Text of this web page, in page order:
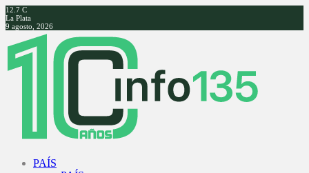
12.7 C
La Plata
9 agosto, 2026
Facebook
Twitter
Instagram
Youtube
PAÍS